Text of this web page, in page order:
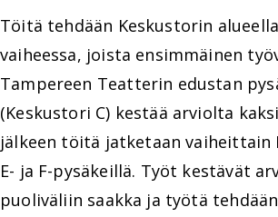
Töitä tehdään Keskustorin
vaiheessa, joista ensimmäinen
Tampereen Teatterin edustan
(Keskustori C) kestää arviolta
jälkeen töitä jatketaan vaiheittain
E- ja F-pysäkeillä. Työt kestävät
puoliväliin saakka ja työtä